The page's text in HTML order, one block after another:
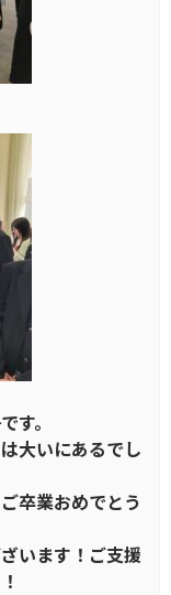
す。
大いにあるでし
卒業おめでとう
います！ご支援